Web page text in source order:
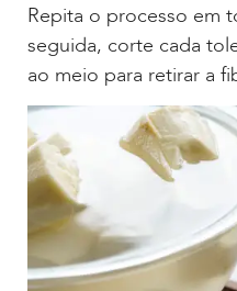
Repita o processo em
seguida, corte cada
ao meio para retirar a